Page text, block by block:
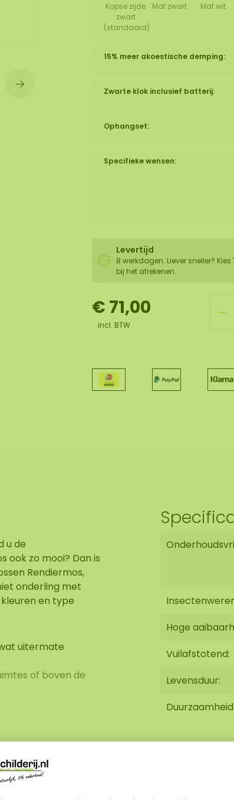
Kopse zijde
zwart
(standaard)
Mat zwart Mat wit
15% meer akoestische demping:
Zwarte klok inclusief batterij:
Ophangset:
Specifieke wensen:
Levertijd
8 werkdagen. Liever sneller?
bij het afrekenen.
€ 71,00
incl. BTW
u de
ook zo mooi? Dan is
Rendiermos,
onderling met
en type
uitermate
of boven de
nodig. Een
Hoge
Vuilafstotend:
Levensduur:
Duurzaamheid: